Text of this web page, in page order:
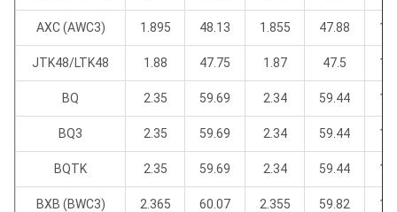
AXC (AWC3) 1.895 48.13 1.855 47.88
JTK48/LTK48 1.88 47.75 1.87 47.5
BQ 2.35 59.69 2.34 59.44
BQ3 2.35 59.69 2.34 59.44
BQTK 2.35 59.69 2.34 59.44
BXB (BWC3) 2.365 60.07 2.355 59.82